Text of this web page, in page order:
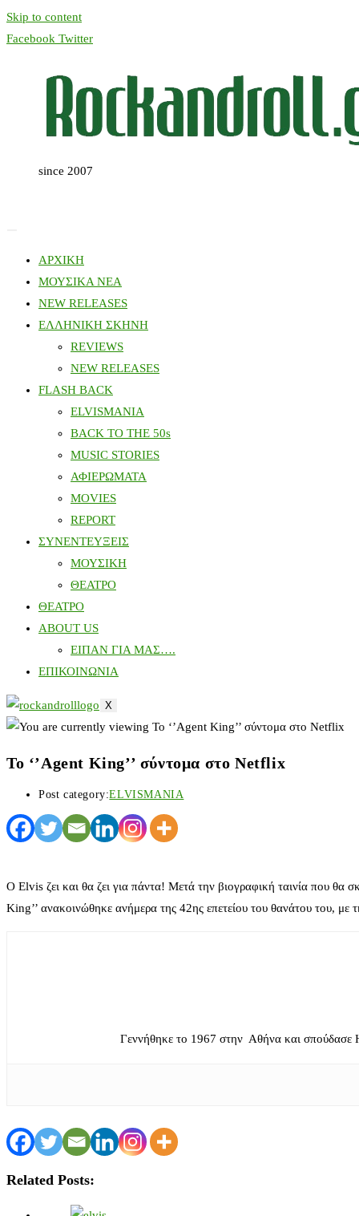
Skip to content
Facebook Twitter
since 2007
ΑΡΧΙΚΗ
ΜΟΥΣΙΚΑ ΝΕΑ
NEW RELEASES
ΕΛΛΗΝΙΚΗ ΣΚΗΝΗ
REVIEWS
NEW RELEASES
FLASH BACK
ELVISMANIA
BACK TO THE 50s
MUSIC STORIES
ΑΦΙΕΡΩΜΑΤΑ
MOVIES
REPORT
ΣΥΝΕΝΤΕΥΞΕΙΣ
ΜΟΥΣΙΚΗ
ΘΕΑΤΡΟ
ΘΕΑΤΡΟ
ABOUT US
ΕΙΠΑΝ ΓΙΑ ΜΑΣ….
ΕΠΙΚΟΙΝΩΝΙΑ
X
To ‘’Agent King’’ σύντομα στο Netflix
Post category:ELVISMANIA
Ο Elvis ζει και θα ζει για πάντα! Μετά την βιογραφική ταινία που θα
King’’ ανακοινώθηκε ανήμερα της 42ης επετείου του θανάτου του,
Γεννήθηκε το 1967 στην Αθήνα και σπούδασε
Related Posts: